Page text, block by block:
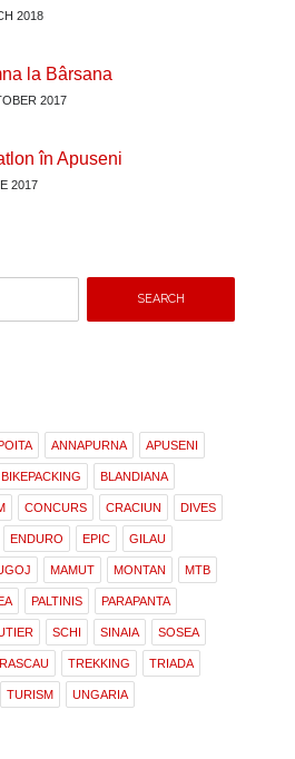
2018
la Bârsana
2017
în Apuseni
2017
ANNAPURNA APUSENI
BIKEPACKING BLANDIANA
CONCURS CRACIUN DIVES
ENDURO EPIC GILAU
MAMUT MONTAN MTB
PALTINIS PARAPANTA
SCHI SINAIA SOSEA
TREKKING TRIADA
TURISM UNGARIA